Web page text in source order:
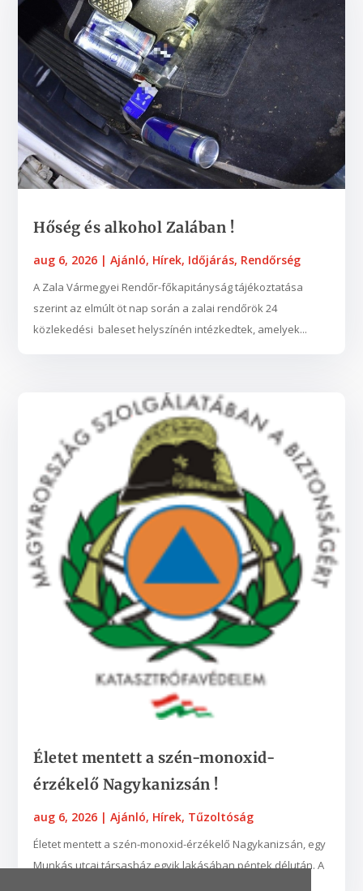
Hőség és alkohol Zalában !
aug 6, 2026 |Ajánló, Hírek, Időjárás, Rendőrség
A Zala Vármegyei Rendőr-főkapitányság tájékoztatása
szerint az elmúlt öt nap során a zalai rendőrök 24
közlekedési baleset helyszínén intézkedtek, amelyek...
Életet mentett a szén-monoxid-
érzékelő Nagykanizsán !
aug 6, 2026 |Ajánló, Hírek, Tűzoltóság
Életet mentett a szén-monoxid-érzékelő Nagykanizsán, egy
Munkás utcai társasház egyik lakásában péntek délután. A